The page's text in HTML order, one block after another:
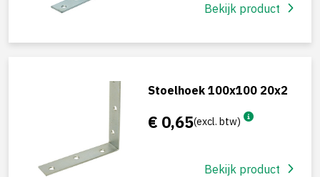
Bekijk product
Stoelhoek 100x100 20x2
€ 0,65(excl. btw)
Bekijk product